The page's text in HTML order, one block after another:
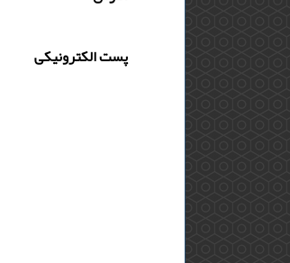
پست الکترونیکی